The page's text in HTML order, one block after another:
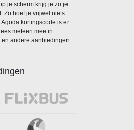
je scherm krijg je zo je
Zo hoef je vrijwel niets
kortingscode is er
meteen mee in
andere aanbiedingen